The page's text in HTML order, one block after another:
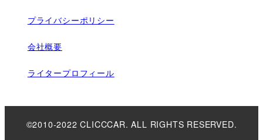
プライバシーポリシー
会社概要
ライタープロフィール
©2010-2022 CLICCCAR. ALL RIGHTS RESERVED.